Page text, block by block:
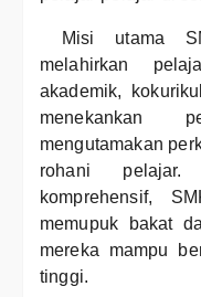
Misi utama
melahirkan
akademik,
menekankan
mengutamakan
rohani
komprehensif,
memupuk bakat
mereka mampu
tinggi.